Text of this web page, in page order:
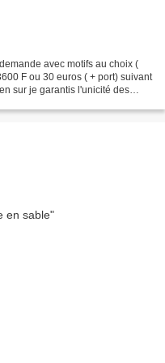
avec motifs au choix (
F ou 30 euros ( + port) suivant
sur je garantis l'unicité des